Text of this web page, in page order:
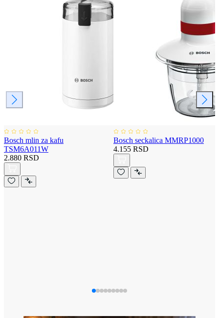
Bosch mlin za kafu
TSM6A011W
2.880 RSD
Bosch seckalica MMRP1000
4.155 RSD